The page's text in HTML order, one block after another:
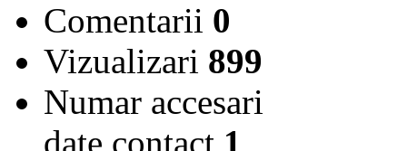
Comentarii 0
Vizualizari 899
Numar accesari
date contact 1